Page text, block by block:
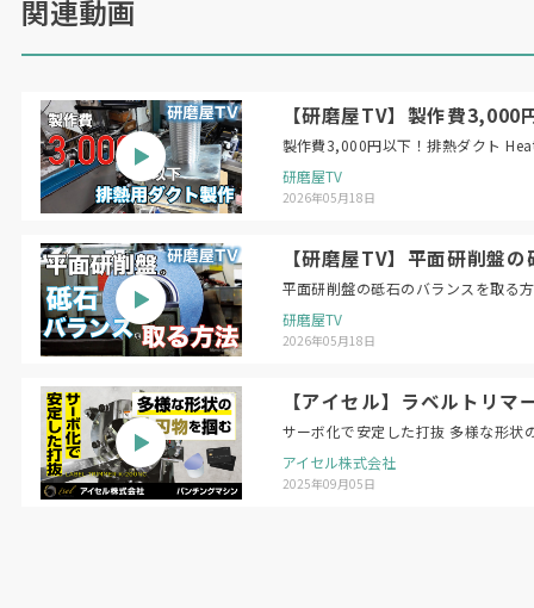
関連動画
【研磨屋TV】製作費
製作
研磨屋TV
2026年05月18日
【研磨屋TV】平面研削
研磨屋TV
2026年05月18日
【アイセル】ラベルトリ
サーボ化で安定した打抜 多様な形状
アイセル株式会社
2025年09月05日